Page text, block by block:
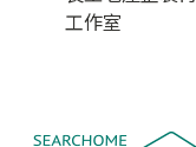
工作室